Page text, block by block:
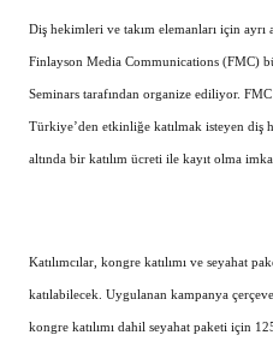
Diş hekimleri ve takım elemanları için
Finlayson Media Communications (FMC)
Seminars tarafından organize ediliyor.
Türkiye’den etkinliğe katılmak isteyen diş
altında bir katılım ücreti ile kayıt olma
Katılımcılar, kongre katılımı ve seyahat
katılabilecek. Uygulanan kampanya
kongre katılımı dahil seyahat paketi için